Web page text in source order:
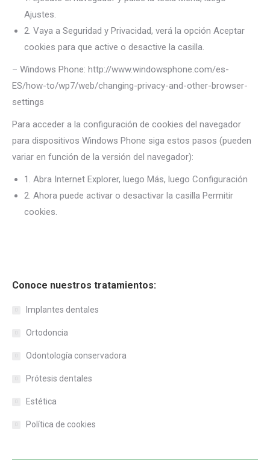
Ajustes.
2. Vaya a Seguridad y Privacidad, verá la opción Aceptar
cookies para que active o desactive la casilla.
– Windows Phone: http://www.windowsphone.com/es-
ES/how-to/wp7/web/changing-privacy-and-other-browser-
settings
Para acceder a la configuración de cookies del navegador
para dispositivos Windows Phone siga estos pasos (pueden
variar en función de la versión del navegador):
1. Abra Internet Explorer, luego Más, luego Configuración
2. Ahora puede activar o desactivar la casilla Permitir
cookies.
Conoce nuestros tratamientos:
Implantes dentales
Ortodoncia
Odontología conservadora
Prótesis dentales
Estética
Política de cookies